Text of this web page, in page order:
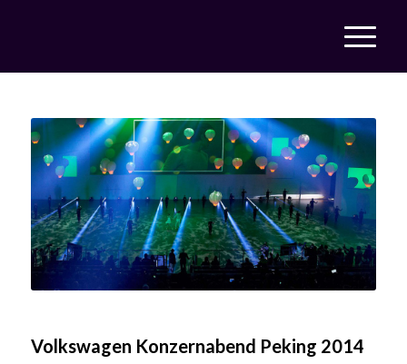
Volkswagen Konzernabend Peking 2014